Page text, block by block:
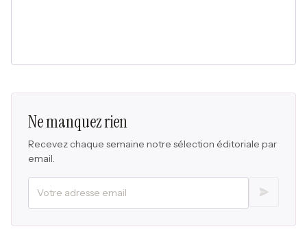
Ne manquez rien
Recevez chaque semaine notre sélection éditoriale par
email.